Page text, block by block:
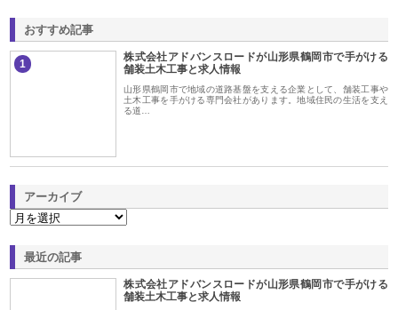
おすすめ記事
1
株式会社アドバンスロードが山形県鶴岡市で手がける
舗装土木工事と求人情報
山形県鶴岡市で地域の道路基盤を支える企業として、舗装工事や
土木工事を手がける専門会社があります。地域住民の生活を支え
る道…
アーカイブ
最近の記事
株式会社アドバンスロードが山形県鶴岡市で手がける
舗装土木工事と求人情報